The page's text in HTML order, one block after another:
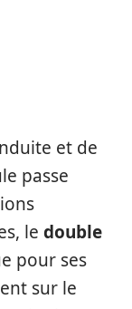
et de
passe
le double
pour ses
sur le